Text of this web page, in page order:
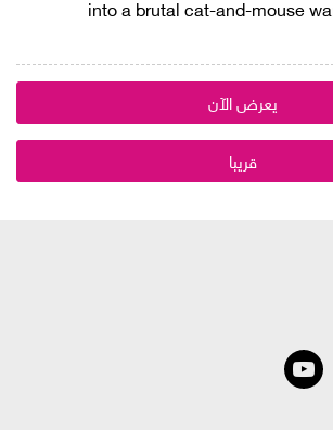
into a brutal cat-and-mouse
يعرض الآن
قريبا